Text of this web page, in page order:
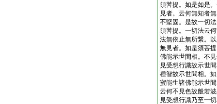
須菩提。如是如是
見者。云何無知者
不堅固。是故一切
須菩提。一切法云
法無依止無所繋。
無見者。如是須菩
佛能示世間相。不
見受想行識故示世
種智故示世間相。
蜜能生諸佛能示世
云何不見色故般若
見受想行識乃至一